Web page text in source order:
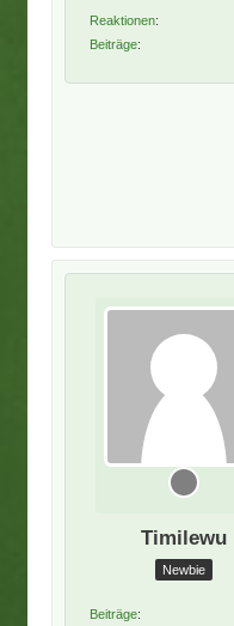
Reaktionen
Beiträge
Timilewu
Newbie
Beiträge